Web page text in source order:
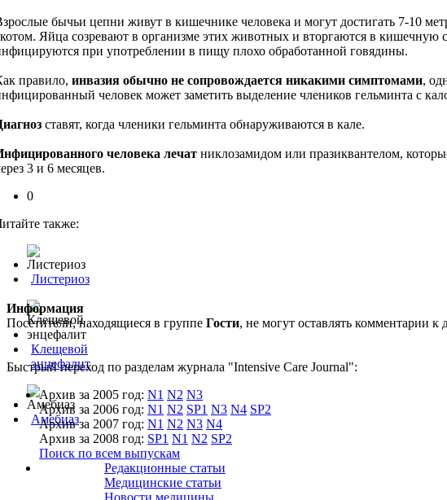
бычьи цепни живут в кишечнике человека и могут достигать 7-10
Яйца созревают в организме этих животных и вторгаются в
при употреблении в пищу плохо обработанной говядины.
правило, инвазия обычно не сопровождается никакими симптомами,
человек может заметить выделение члеников гельминта с
ставят, когда членики гельминта обнаруживаются в кале.
человека лечат никлозамидом или празиквантелом,
3 и 6 месяцев.
0
также:
Листериоз
Клещевой
энцефалит
Амебиаз
Информация
Посетители, находящиеся в группе Гости, не могут оставлять комментарии
Быстрый переход по разделам журнала "Intensive Care Journal":
Архив за 2005 год: N1 N2 N3
Архив за 2006 год: N1 N2 SP1 N3 N4 SP2
Архив за 2007 год: N1 N2 N3 N4
Архив за 2008 год: SP1 N1 N2 SP2
Поиск по всем выпускам
Редакционные статьи
Медицинские статьи
Новости медицины